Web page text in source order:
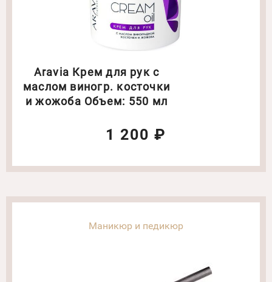
Aravia Крем для рук с
маслом виногр. косточки
и жожоба Объем: 550 мл
1 200 ₽
Маникюр и педикюр